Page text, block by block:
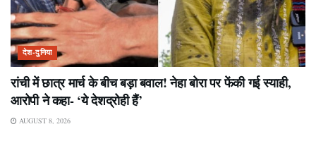
देश-दुनिया
रांची में छात्र मार्च के बीच बड़ा बवाल! नेहा बोरा पर फेंकी गई स्याही,
आरोपी ने कहा- ‘ये देशद्रोही हैं’
AUGUST 8, 2026